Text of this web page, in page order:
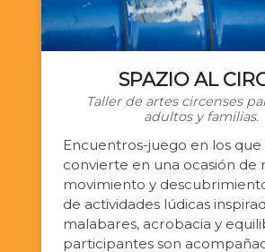
SPAZIO AL
Taller de artes circenses
adultos y familias.
Encuentros-juego en los que
convierte en una ocasión de
movimiento y
de actividades lúdicas
malabares, acrobacia y
participantes son